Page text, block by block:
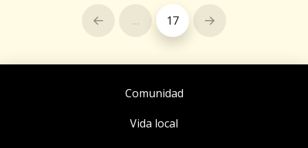
Prev … 17 Next
Comunidad
Vida local